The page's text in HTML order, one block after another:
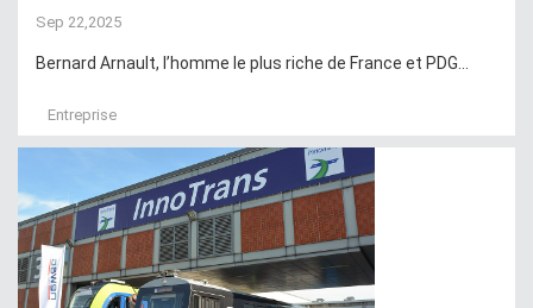
Sep 22,2025
Bernard Arnault, l’homme le plus riche de France et PDG...
Entreprise